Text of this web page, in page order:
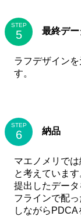
STEP
最終デ
ラフデザイン
す。
STEP
納品
マエノメリで
と考えています
提出したデー
フラインで配
しながら